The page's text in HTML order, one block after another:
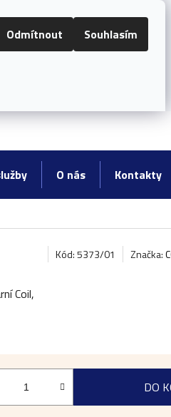
Odmítnout Souhlasím
NESTAČÍ RADY A INFORMACE
O nás Kontakty
Kód: 5373/01 Značka:
Coil,
DO